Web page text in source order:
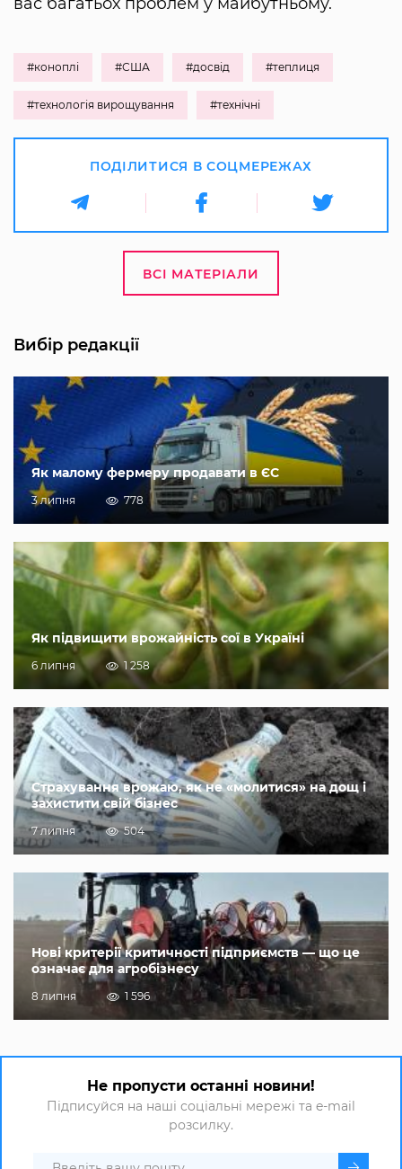
#коноплі #США #досвід #теплиця
#технологія вирощування #технічні
ПОДІЛИТИСЯ В СОЦМЕРЕЖАХ
ВСІ МАТЕРІАЛИ
Вибір редакції
Як малому фермеру продавати в ЄС
3 липня 778
Як підвищити врожайність сої в Україні
6 липня 1 258
Страхування врожаю, як не «молитися» на дощ і
захистити свій бізнес
7 липня 504
Нові критерії критичності підприємств — що це
означає для агробізнесу
8 липня 1 596
Не пропусти останні новини!
Підписуйся на наші соціальні мережі та e-mail
розсилку.